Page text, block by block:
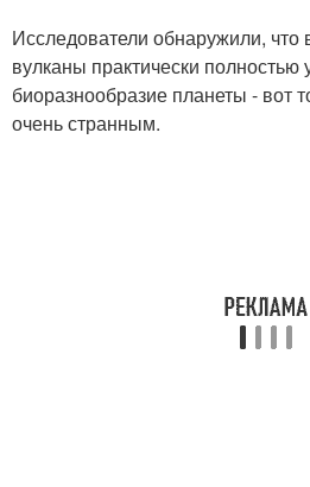
Исследователи обнаружили,
вулканы практически полностью
биоразнообразие планеты - вот
очень странным.